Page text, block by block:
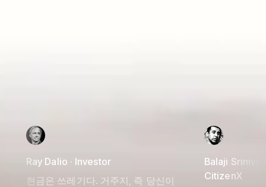
Ray Dalio · Investor
현금은 쓰레기다. 거주지, 즉 당신이
Balaji
CitizenX